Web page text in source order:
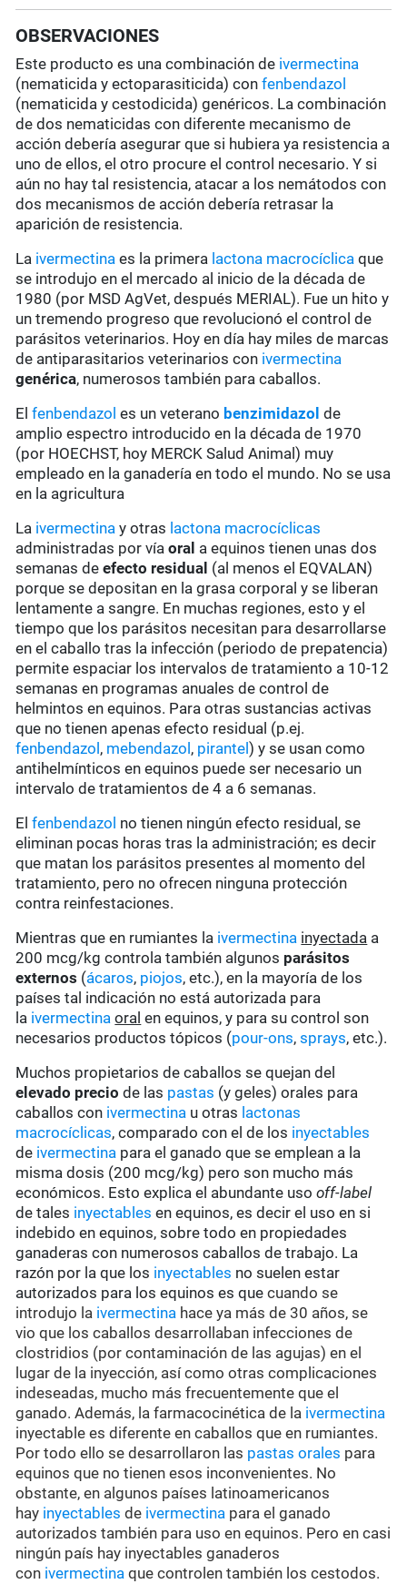
OBSERVACIONES
Este producto es una combinación de ivermectina
(nematicida y ectoparasiticida) confenbendazol
(nematicida y cestodicida) genéricos. La combinación
de dos nematicidas con diferente mecanismo de
acción debería asegurar que si hubiera ya resistencia a
uno de ellos, el otro procure el control necesario. Y si
aún no hay tal resistencia, atacar a los nemátodos con
dos mecanismos de acción debería retrasar la
aparición de resistencia.
La ivermectina es la primera lactona macrocíclica que
se introdujo en el mercado al inicio de la década de
1980 (por MSD AgVet, después MERIAL). Fue un hito y
un tremendo progreso que revolucionó el control de
parásitos veterinarios. Hoy en día hay miles de marcas
de antiparasitarios veterinarios con ivermectina
genérica, numerosos también para caballos.
Elfenbendazol es un veterano benzimidazol de
amplio espectro introducido en la década de 1970
(por HOECHST, hoy MERCK Salud Animal) muy
empleado en la ganadería en todo el mundo. No se usa
en la agricultura
La ivermectina y otras lactona macrocíclicas
administradas por víaoral a equinos tienen unas dos
semanas deefecto residual (al menos el EQVALAN)
porque se depositan en la grasa corporal y se liberan
lentamente a sangre. En muchas regiones, esto y el
tiempo que los parásitos necesitan para desarrollarse
en el caballo tras la infección (periodo de prepatencia)
permite espaciar los intervalos de tratamiento a 10-12
semanas en programas anuales de control de
helmintos en equinos. Para otras sustancias activas
que no tienen apenas efecto residual (p.ej.
fenbendazol , mebendazol , pirantel) y se usan como
antihelmínticos en equinos puede ser necesario un
intervalo de tratamientos de 4 a 6 semanas.
Elfenbendazol no tienen ningún efecto residual, se
eliminan pocas horas tras la administración; es decir
que matan los parásitos presentes al momento del
tratamiento, pero no ofrecen ninguna protección
contra reinfestaciones.
Mientras que en rumiantes la ivermectina inyectada a
200 mcg/kg controla también algunos parásitos
externos (ácaros, piojos, etc.), en la mayoría de los
países tal indicación no está autorizada para
la ivermectina oral en equinos, y para su control son
necesarios productos tópicos (pour-ons,sprays, etc.).
Muchos propietarios de caballos se quejan del
elevado precio de las pastas (y geles) orales para
caballos con ivermectina u otras lactonas
macrocíclicas, comparado con el de los inyectables
de ivermectina para el ganado que se emplean a la
misma dosis (200 mcg/kg) pero son mucho más
económicos. Esto explica el abundante usooff-label
de tales inyectables en equinos, es decir el uso en si
indebido en equinos, sobre todo en propiedades
ganaderas con numerosos caballos de trabajo. La
razón por la que los inyectables no suelen estar
autorizados para los equinos es quecuando se
introdujo la ivermectina hace ya más de 30 años, se
vio que los caballos desarrollaban infecciones de
clostridios (por contaminación de las agujas) en el
lugar de la inyección, así como otras complicaciones
indeseadas, mucho más frecuentemente que el
ganado. Además, la farmacocinética de la ivermectina
inyectable es diferente en caballos que en rumiantes.
Por todo ello se desarrollaron las pastas orales para
equinos que no tienen esos inconvenientes. No
obstante, en algunos países latinoamericanos
hay inyectables de ivermectina para el ganado
autorizados también para uso en equinos. Pero en casi
ningún país hay inyectables ganaderos
con ivermectina que controlen también los cestodos.